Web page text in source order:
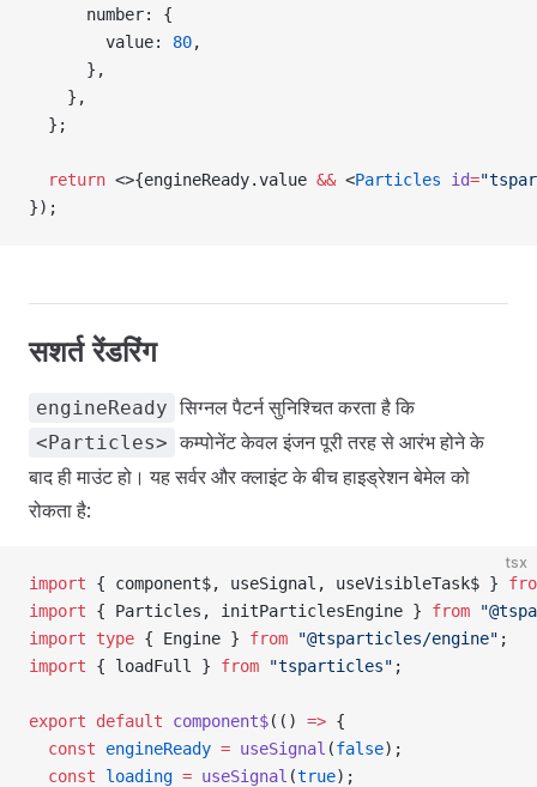
      number: {
        value:
80,
      },
    },
  };
  return
<>{engineReady.value && <Particles id=
});
सशर्त रेंडरिंग
engineReady सिग्नल पैटर्न सुनिश्चित करता है कि
<Particles> कम्पोनेंट केवल इंजन पूरी तरह से आरंभ होने के
बाद ही माउंट हो। यह सर्वर और क्लाइंट के बीच हाइड्रेशन बेमेल को
रोकता है:
tsx
import { component$, useSignal, useVisibleTask$ }
import { Particles, initParticlesEngine } from
import type { Engine } from "@tsparticles/engine" ;
import { loadFull } from "tsparticles" ;
export default component$(() => {
  const
engineReady = useSignal (false);
  const
loading = useSignal (true);